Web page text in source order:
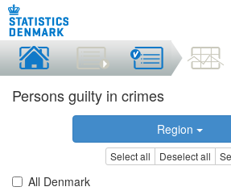
Persons guilty in crimes
Region
Select all Deselect all
All Denmark